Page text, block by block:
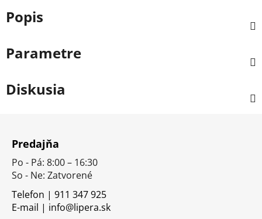
Popis
Parametre
Diskusia
Predajňa
Po - Pá: 8:00 – 16:30
So - Ne: Zatvorené
Telefon | 911 347 925
E-mail | info@lipera.sk